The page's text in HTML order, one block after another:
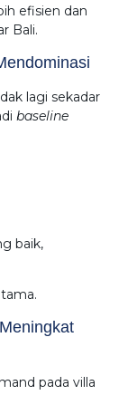
efisien dan
Bali.
lagi sekadar
baseline
baik,
pada villa